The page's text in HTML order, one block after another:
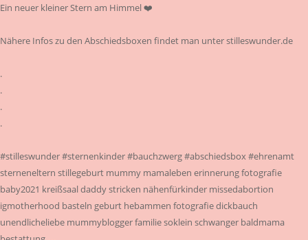
Ein neuer kleiner Stern am Himmel ❤️
Nähere Infos zu den Abschiedsboxen findet man unter stilleswunder.de
.
.
.
.
#stilleswunder #sternenkinder #bauchzwerg #abschiedsbox #ehrenamt
sterneneltern stillegeburt mummy mamaleben erinnerung fotografie
baby2021 kreißsaal daddy stricken nähenfürkinder missedabortion
igmotherhood basteln geburt hebammen fotografie dickbauch
unendlicheliebe mummyblogger familie soklein schwanger baldmama